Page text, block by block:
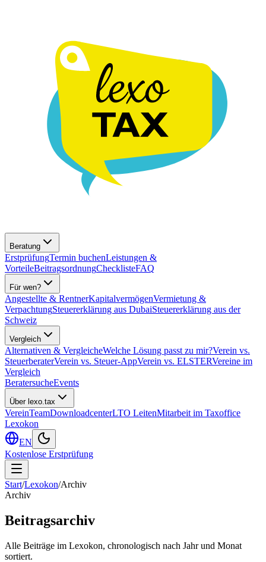
Beratung
ErstprüfungTermin buchenLeistungen &
VorteileBeitragsordnungChecklisteFAQ
Für wen?
Angestellte & RentnerKapitalvermögenVermietung &
VerpachtungSteuererklärung aus DubaiSteuererklärung aus der
Schweiz
Vergleich
Alternativen & VergleicheWelche Lösung passt zu mir?Verein vs.
SteuerberaterVerein vs. Steuer-AppVerein vs. ELSTERVereine im
Vergleich
BeratersucheEvents
Über lexo.tax
VereinTeamDownloadcenterLTO LeitenMitarbeit im Taxoffice
Lexokon
EN
Kostenlose Erstprüfung
Start/Lexokon/Archiv
Archiv
Beitragsarchiv
Alle Beiträge im Lexokon, chronologisch nach Jahr und Monat
sortiert.